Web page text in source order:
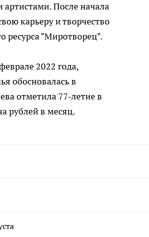
После начала
карьеру и творчество
ресурса "Миротворец".
2022 года,
обосновалась в
отметила 77-летие в
рублей в месяц.